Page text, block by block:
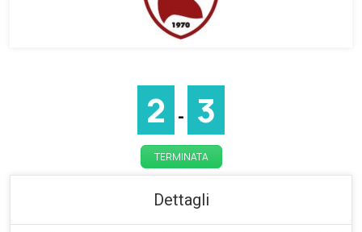
2 - 3
TERMINATA
Dettagli